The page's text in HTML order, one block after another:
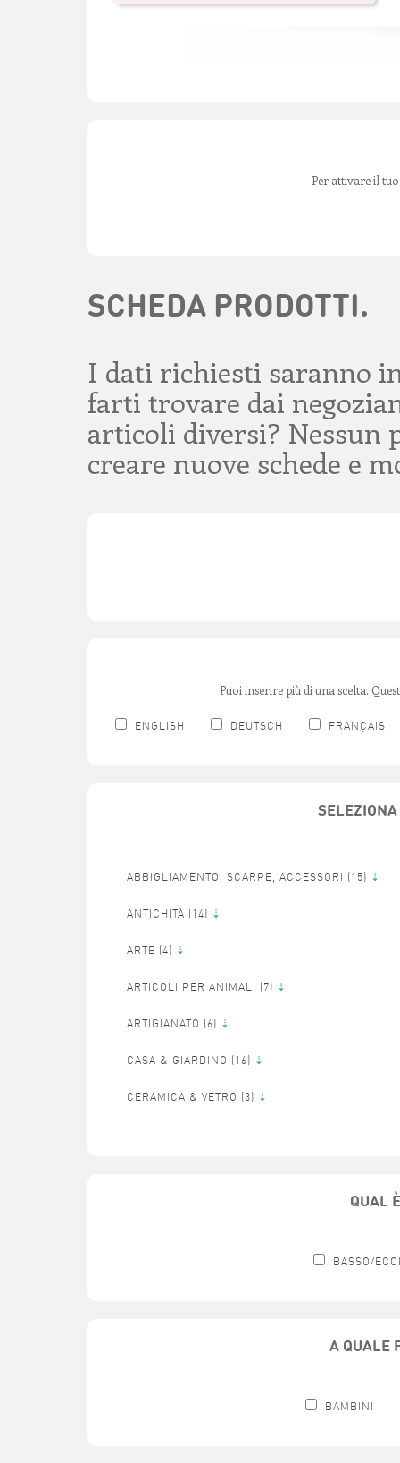
Per attivare il
SCHEDA PRODOTTI.
I dati richiesti saranno
farti trovare dai
articoli diversi? Nessun
creare nuove schede e
Puoi inserire più di una scelta.
ENGLISH DEUTSCH FRANÇAIS
SELEZIONA
ABBIGLIAMENTO, SCARPE, ACCESSORI ( 15)
ANTICHITÀ ( 14)
ARTE ( 4)
ARTICOLI PER ANIMALI ( 7)
ARTIGIANATO ( 6)
CASA & GIARDINO ( 16)
CERAMICA & VETRO ( 3)
QUAL
BASSO/
A QUALE
BAMBINI